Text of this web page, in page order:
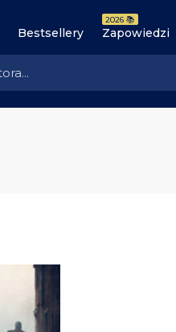
Bestsellery Zapowiedzi
2026 📚